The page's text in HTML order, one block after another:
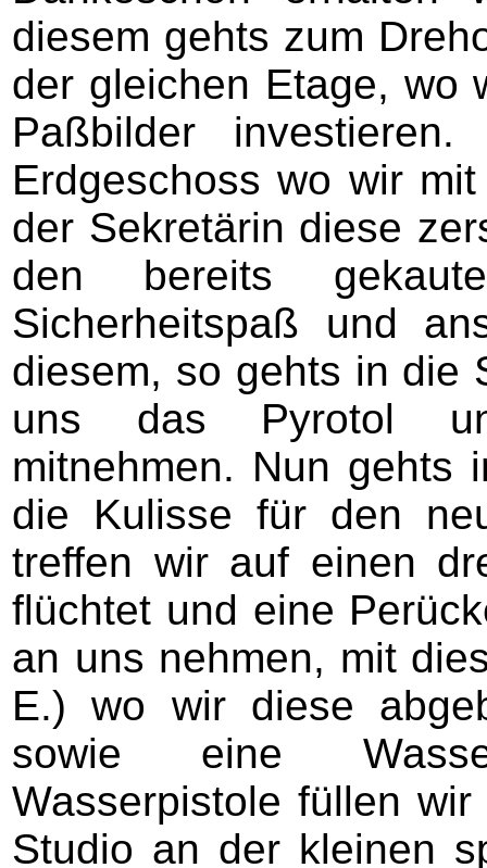
diesem gehts zum
der gleichen Etage, wo
Paßbilder
Erdgeschoss wo wir
der Sekretärin diese
den bereits
Sicherheitspaß und
diesem, so gehts in die
uns das Pyrotol
mitnehmen. Nun gehts
die Kulisse für den
treffen wir auf einen
flüchtet und eine
an uns nehmen, mit
E.) wo wir diese
sowie eine
Wasserpistole füllen
Studio an der kleinen